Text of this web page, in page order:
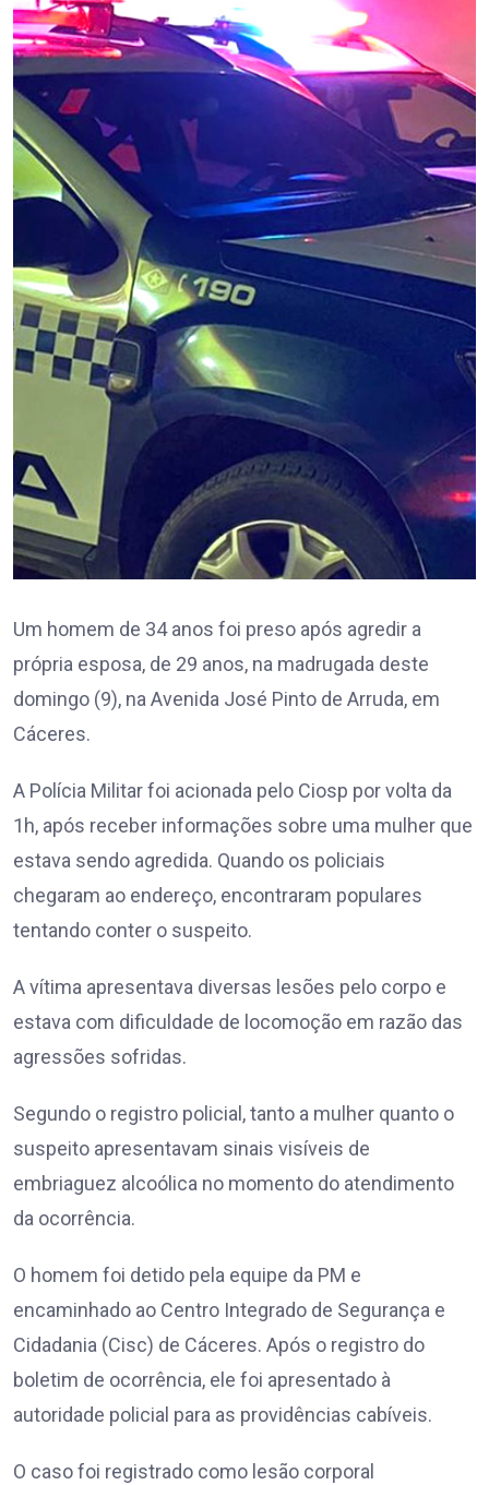
Um homem de 34 anos foi preso após agredir a
própria esposa, de 29 anos, na madrugada deste
domingo (9), na Avenida José Pinto de Arruda, em
Cáceres.
A Polícia Militar foi acionada pelo Ciosp por volta da
1h, após receber informações sobre uma mulher que
estava sendo agredida. Quando os policiais
chegaram ao endereço, encontraram populares
tentando conter o suspeito.
A vítima apresentava diversas lesões pelo corpo e
estava com dificuldade de locomoção em razão das
agressões sofridas.
Segundo o registro policial, tanto a mulher quanto o
suspeito apresentavam sinais visíveis de
embriaguez alcoólica no momento do atendimento
da ocorrência.
O homem foi detido pela equipe da PM e
encaminhado ao Centro Integrado de Segurança e
Cidadania (Cisc) de Cáceres. Após o registro do
boletim de ocorrência, ele foi apresentado à
autoridade policial para as providências cabíveis.
O caso foi registrado como lesão corporal